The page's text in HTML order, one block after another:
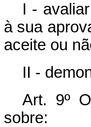
I -
à sua
aceite ou
II -
Art. 9º
sobre: